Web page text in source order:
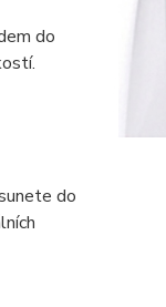
do
do